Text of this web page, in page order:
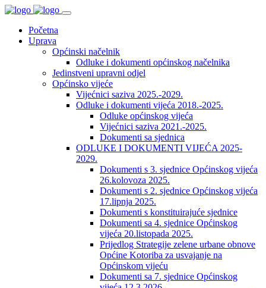
Početna
Uprava
Općinski načelnik
Odluke i dokumenti općinskog načelnika
Jedinstveni upravni odjel
Općinsko vijeće
Vijećnici saziva 2025.-2029.
Odluke i dokumenti vijeća 2018.-2025.
Odluke općinskog vijeća
Vijećnici saziva 2021.-2025.
Dokumenti sa sjednica
ODLUKE I DOKUMENTI VIJEĆA 2025-
2029.
Dokumenti s 3. sjednice Općinskog vijeća
26.kolovoza 2025.
Dokumenti s 2. sjednice Općinskog vijeća
17.lipnja 2025.
Dokumenti s konstituirajuće sjednice
Dokumenti sa 4. sjednice Općinskog
vijeća 20.listopada 2025.
Prijedlog Strategije zelene urbane obnove
Općine Kotoriba za usvajanje na
Općinskom vijeću
Dokumenti sa 7. sjednice Općinskog